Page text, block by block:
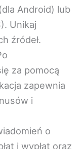
Android) lub
Unikaj
źródeł.
za pomocą
zapewnia
i
o
i wypłat oraz